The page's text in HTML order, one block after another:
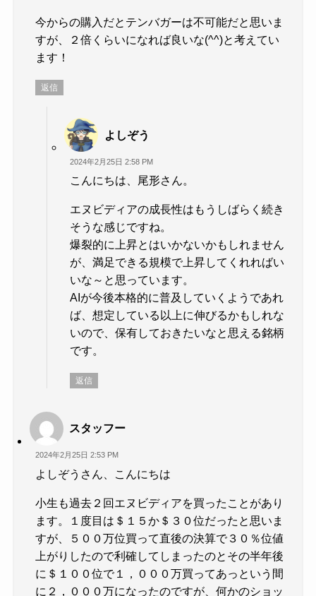
今からの購入だとテンバガーは不可能だと思いま
すが、２倍くらいになれば良いな(^^)と考えてい
ます！
返信
よしぞう
2024年2月25日 2:58 PM
こんにちは、尾形さん。
エヌビディアの成長性はもうしばらく続き
そうな感じですね。
爆裂的に上昇とはいかないかもしれません
が、満足できる規模で上昇してくれればい
いな～と思っています。
AIが今後本格的に普及していくようであれ
ば、想定している以上に伸びるかもしれな
いので、保有しておきたいなと思える銘柄
です。
返信
スタッフー
2024年2月25日 2:53 PM
よしぞうさん、こんにちは
小生も過去２回エヌビディアを買ったことがあり
ます。１度目は＄１５か＄３０位だったと思いま
すが、５００万位買って直後の決算で３０％位値
上がりしたので利確してしまったのとその半年後
に＄１００位で１，０００万買ってあっという間
に２，０００万になったのですが、何かのショッ